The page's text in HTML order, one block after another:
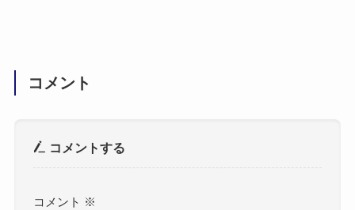
コメント
コメントする
コメント ※